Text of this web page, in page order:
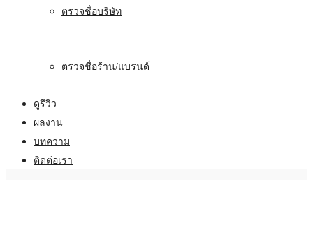
ตรวจชื่อบริษัท
ตรวจชื่อร้าน/แบรนด์
ดูรีวิว
ผลงาน
บทความ
ติดต่อเรา